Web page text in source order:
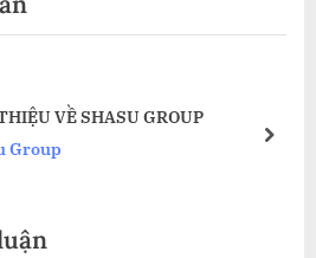
VỀ SHASU GROUP
Group next